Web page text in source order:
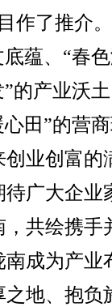
作了推介
蕴、“春
的产业沃
田”的营
业创富的
广大企业
，共绘携手
成为产业
地、抱负